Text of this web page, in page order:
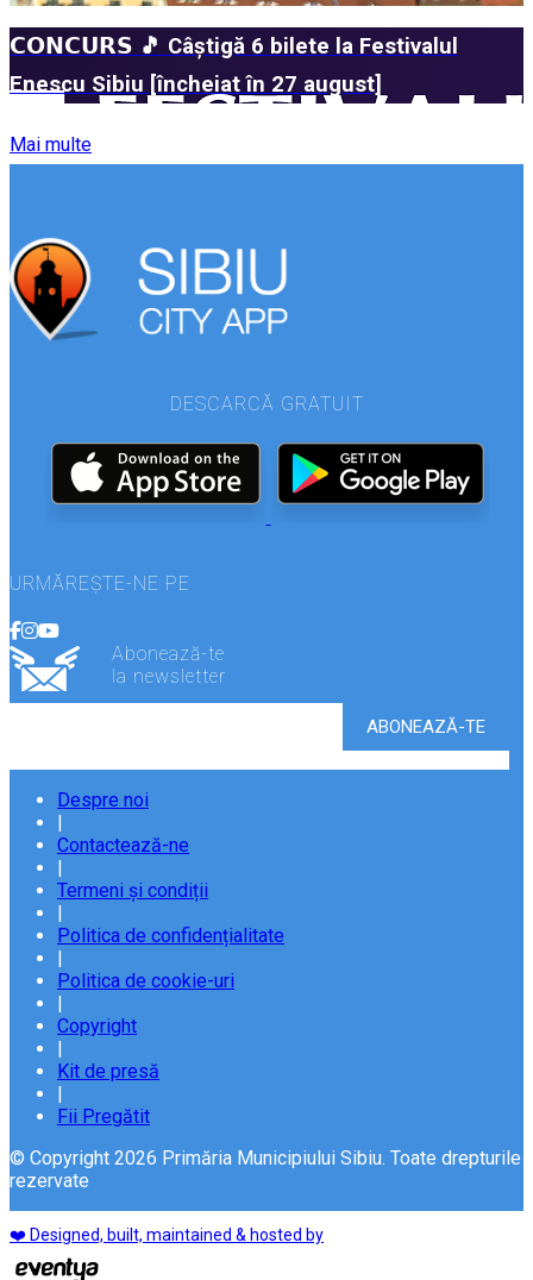
𝗖𝗢𝗡𝗖𝗨𝗥𝗦 🎵 Câștigă 6 bilete la Festivalul
Enescu Sibiu [încheiat în 27 august]
Mai multe
DESCARCĂ GRATUIT
URMĂREȘTE-NE PE
Abonează-te
la newsletter
Despre noi
|
Contactează-ne
|
Termeni și condiții
|
Politica de confidențialitate
|
Politica de cookie-uri
|
Copyright
|
Kit de presă
|
Fii Pregătit
© Copyright 2026 Primăria Municipiului Sibiu. Toate drepturile
rezervate
❤️ Designed, built, maintained & hosted by